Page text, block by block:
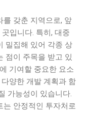
를 갖춘 지역으로, 앞
입니다. 특히, 대중
밀집해 있어 각종 상
점이 주목을 받고 있
기여할 중요한 요소
양한 개발 계획과 함
가능성이 있습니다.
는 안정적인 투자처로